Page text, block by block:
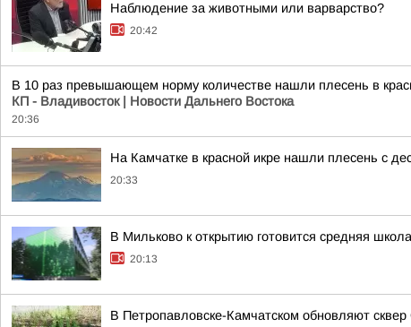
Наблюдение за животными или варварство?
20:42
В 10 раз превышающем норму количестве нашли плесень в
КП - Владивосток | Новости Дальнего Востока
20:36
На Камчатке в красной икре нашли плесень с
20:33
В Мильково к открытию готовится средняя
20:13
В Петропавловске-Камчатском обновляют